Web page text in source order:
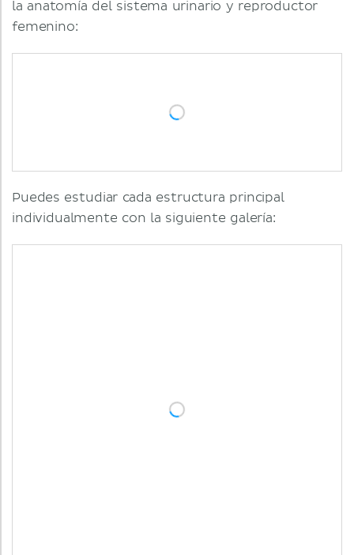
la anatomía del sistema urinario y reproductor
femenino:
Puedes estudiar cada estructura principal
individualmente con la siguiente galería: